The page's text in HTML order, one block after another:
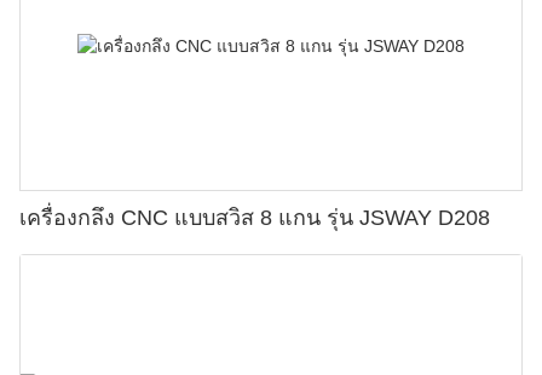
เครื่องกลึง CNC แบบสวิส 8 แกน รุ่น JSWAY D208